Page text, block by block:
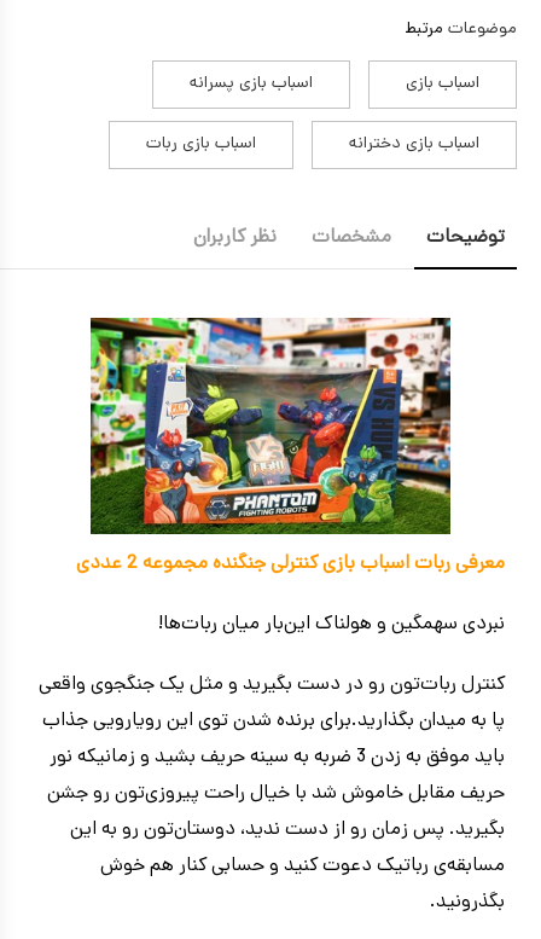
موضوعات مرتبط
اسباب بازی اسباب بازی پسرانه
اسباب بازی دخترانه اسباب بازی ربات
توضیحات مشخصات نظر کاربران
معرفی ربات اسباب بازی کنترلی جنگنده مجموعه 2 عددی
نبردی سهمگین و هولناک این‌بار میان ربات‌ها!
کنترل ربات‌تون رو در دست بگیرید و مثل یک جنگجوی واقعی
پا به میدان بگذارید.برای برنده شدن توی این رویارویی جذاب
باید موفق به زدن 3 ضربه به سینه حریف بشید و زمانیکه نور
حریف مقابل خاموش شد با خیال راحت پیروزی‌تون رو جشن
بگیرید. پس زمان رو از دست ندید، دوستان‌تون رو به این
مسابقه‌ی رباتیک دعوت کنید و حسابی کنار هم خوش
بگذرونید.